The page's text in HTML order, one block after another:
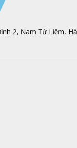
2, Nam Từ Liêm, Hà